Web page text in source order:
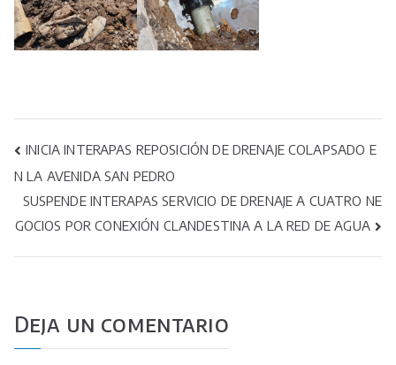
Navegación
de
entradas
INICIA INTERAPAS REPOSICIÓN DE DRENAJE COLAPSADO E
N LA AVENIDA SAN PEDRO
SUSPENDE INTERAPAS SERVICIO DE DRENAJE A CUATRO NE
GOCIOS POR CONEXIÓN CLANDESTINA A LA RED DE AGUA
Deja un comentario